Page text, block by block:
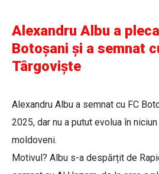
Alexandru Albu a
Botoșani și a semnat
Târgoviște
Alexandru Albu a semnat cu FC
2025, dar nu a putut evolua în
moldoveni.
Motivul? Albu s-a despărțit de